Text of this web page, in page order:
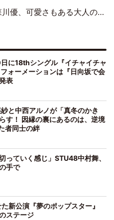
、可愛さもある大人の女性に
に18thシングル『イチャイチャ
ォーメーションは『日向坂で会
表
と中西アルノが「真冬のかき
す！ 因縁の裏にあるのは、逆境
者同士の絆
っていく感じ」STU48中村舞、
手で
新公演『夢のポップスター』
ステージ